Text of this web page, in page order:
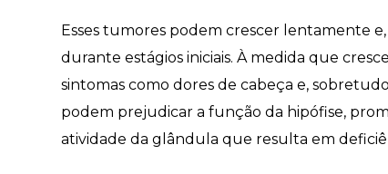
Esses tumores podem crescer lentamente
durante estágios iniciais. À medida que
sintomas como dores de cabeça e,
podem prejudicar a função da hipófise,
atividade da glândula que resulta em